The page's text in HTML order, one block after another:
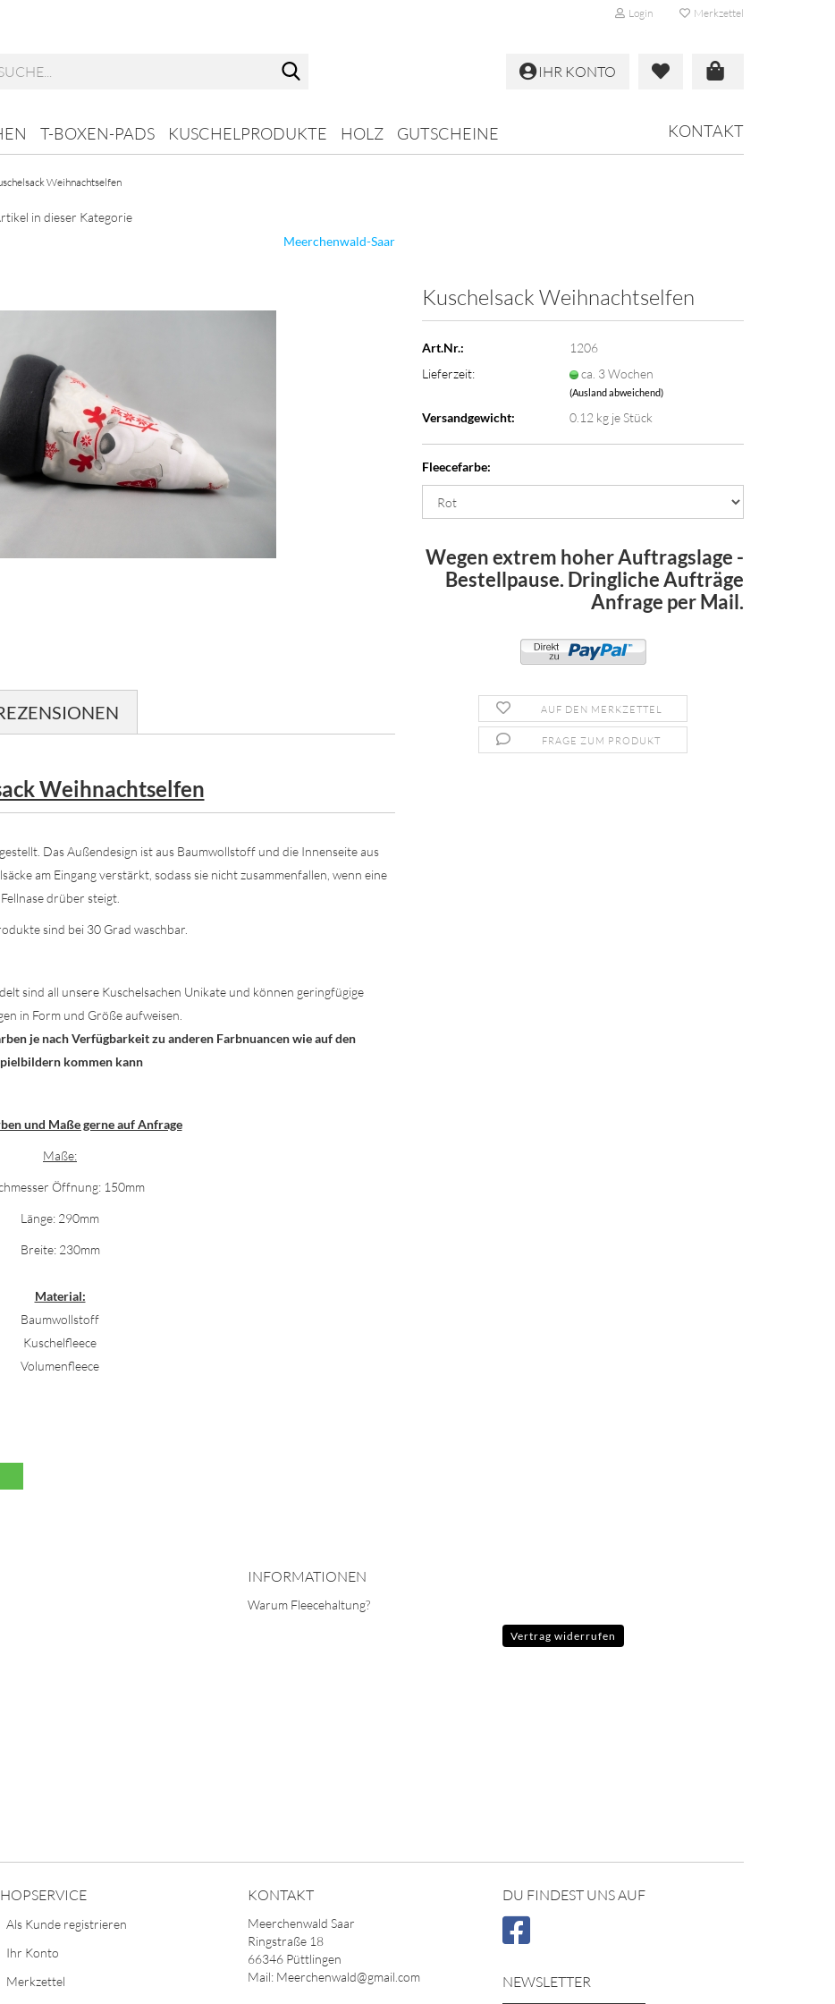
Login Merkzettel
IHR KONTO
T-BOXEN-PADS KUSCHELPRODUKTE HOLZ GUTSCHEINE KONTAKT
Weihnachtselfen
in dieser Kategorie
Meerchenwald-Saar
Kuschelsack Weihnachtselfen
Art.Nr.:
1206
Lieferzeit:
ca. 3 Wochen
(Ausland abweichend)
Versandgewicht: 0.12 kg je Stück
Fleecefarbe:
Wegen extrem hoher Auftragslage -
Bestellpause. Dringliche Aufträge
Anfrage per Mail.
AUF DEN MERKZETTEL
FRAGE ZUM PRODUKT
Weihnachtselfen
Das Außendesign ist aus Baumwollstoff und die Innenseite aus
am Eingang verstärkt, sodass sie nicht zusammenfallen, wenn eine
Fellnase drüber steigt.
sind bei 30 Grad waschbar.
sind all unsere Kuschelsachen Unikate und können geringfügige
in Form und Größe aufweisen.
je nach Verfügbarkeit zu anderen Farbnuancen wie auf den
kommen kann
und Maße gerne auf Anfrage
Maße:
Öffnung: 150mm
Länge: 290mm
Breite: 230mm
Material:
Baumwollstoff
Kuschelfleece
Volumenfleece
INFORMATIONEN
Warum Fleecehaltung?
Vertrag widerrufen
Als Kunde registrieren
Ihr Konto
Merkzettel
KONTAKT
Meerchenwald Saar
Ringstraße 18
66346 Püttlingen
Mail: Meerchenwald@gmail.com
DU FINDEST UNS AUF
NEWSLETTER